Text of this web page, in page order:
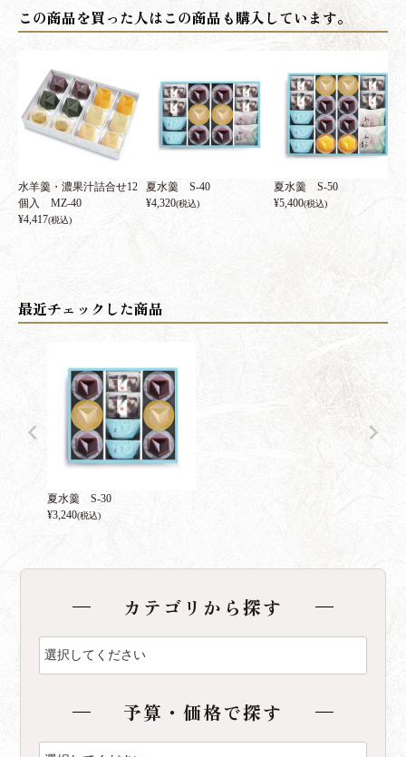
水羊羹・濃果汁詰合せ12
個入 MZ-40
¥4,417(税込)
夏水羹 S-40
¥4,320(税込)
夏水羹 S-50
¥5,400(税込)
夏水羹 S-30
¥3,240(税込)
カテゴリから探す
予算・価格で探す